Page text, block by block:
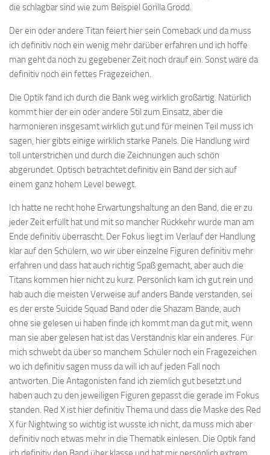
die schlagbar sind wie zum Beispiel Gorilla Grodd.
Der ein oder andere Titan feiert hier sein Comeback und da muss
ich definitiv noch ein wenig mehr darüber erfahren und ich hoffe
man geht da noch zu gegebener Zeit noch drauf ein. Sonst wäre da
definitiv noch ein fettes Fragezeichen.
Die Optik fand ich durch die Bank weg wirklich großartig. Natürlich
kommt hier der ein oder andere Stil zum Einsatz, aber die
harmonieren insgesamt wirklich gut und für meinen Teil muss ich
sagen, hier gibts einige wirklich starke Panels. Die Handlung wird
toll unterstrichen und durch die Zeichnungen auch schön
abgerundet. Optisch betrachtet definitiv ein Band der sich auf
einem ganz hohem Level bewegt.
Ich hatte ne recht hohe Erwartungshaltung an den Band, die er zu
jeder Zeit erfüllt hat und mit so mancher Rückkehr wurde man am
Ende definitiv überrascht. Der Fokus liegt im Verlauf der Handlung
klar auf den Schülern, wo wir über einzelne Figuren definitiv mehr
erfahren und dass hat auch richtig Spaß gemacht, aber auch die
Titans kommen hier nicht zu kurz. Persönlich kam ich gut rein und
hab auch die meisten Verweise auf anders Bände verstanden, sei
es der erste Suicide Squad Band oder die Shazam Bände, auch
ohne sie gelesen ui haben finde ich kommt man da gut mit, wenn
man sie aber gelesen hat ist das Verständnis klar ein anderes. Für
mich schwebt da über so manchem Schüler noch ein Fragezeichen
wo ich definitiv sagen muss da will ich auf jeden Fall noch
antworten. Die Antagonisten fand ich ziemlich gut besetzt und
haben auch zu den jeweiligen Figuren gepasst die gerade im Fokus
standen. Red X ist hier definitiv Thema und dass die Maske des Red
X für Nightwing so wichtig ist wusste ich nicht, da muss mich aber
definitiv noch etwas mehr in die Thematik einlesen. Die Optik fand